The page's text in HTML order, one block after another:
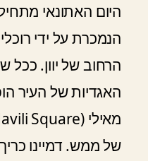
היום האתונאי
הנמכרת על ידי
הרחוב של יוון.
האגדיות של העיר
של ממש. דמיינו